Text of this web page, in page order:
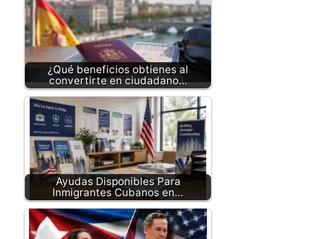
¿Qué beneficios obtienes al
convertirte en ciudadano…
Ayudas Disponibles Para
Inmigrantes Cubanos en…